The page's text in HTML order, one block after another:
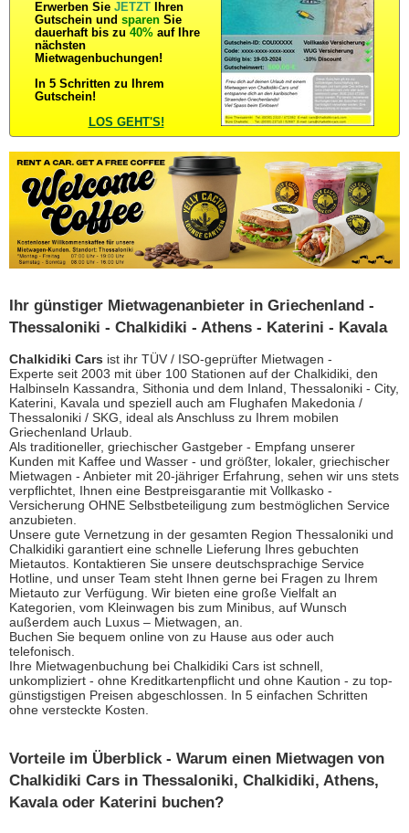
Erwerben Sie JETZT
Ihren
Gutschein und sparen Sie
dauerhaft bis zu 40% auf Ihre
nächsten
Mietwagenbuchungen!
In 5 Schritten zu Ihrem
Gutschein!
LOS GEHT'S!
Ihr günstiger Mietwagenanbieter in Griechenland -
Thessaloniki - Chalkidiki - Athens - Katerini - Kavala
Chalkidiki Cars ist ihr TÜV / ISO-geprüfter Mietwagen -
Experte seit 2003 mit über 100 Stationen auf der Chalkidiki, den
Halbinseln Kassandra, Sithonia und dem Inland, Thessaloniki - City,
Katerini, Kavala und speziell auch am Flughafen Makedonia /
Thessaloniki / SKG, ideal als Anschluss zu Ihrem mobilen
Griechenland Urlaub.
Als traditioneller, griechischer Gastgeber - Empfang unserer
Kunden mit Kaffee und Wasser - und größter, lokaler, griechischer
Mietwagen - Anbieter mit 20-jähriger Erfahrung, sehen wir uns stets
verpflichtet, Ihnen eine Bestpreisgarantie mit Vollkasko -
Versicherung OHNE Selbstbeteiligung zum bestmöglichen Service
anzubieten.
Unsere gute Vernetzung in der gesamten Region Thessaloniki und
Chalkidiki garantiert eine schnelle Lieferung Ihres gebuchten
Mietautos. Kontaktieren Sie unsere deutschsprachige Service
Hotline, und unser Team steht Ihnen gerne bei Fragen zu Ihrem
Mietauto zur Verfügung. Wir bieten eine große Vielfalt an
Kategorien, vom Kleinwagen bis zum Minibus, auf Wunsch
außerdem auch Luxus – Mietwagen, an.
Buchen Sie bequem online von zu Hause aus oder auch
telefonisch.
Ihre Mietwagenbuchung bei Chalkidiki Cars ist schnell,
unkompliziert - ohne Kreditkartenpflicht und ohne Kaution - zu top-
günstigstigen Preisen abgeschlossen. In 5 einfachen Schritten
ohne versteckte Kosten.
Vorteile im Überblick - Warum einen Mietwagen von
Chalkidiki Cars in Thessaloniki, Chalkidiki, Athens,
Kavala oder Katerini buchen?